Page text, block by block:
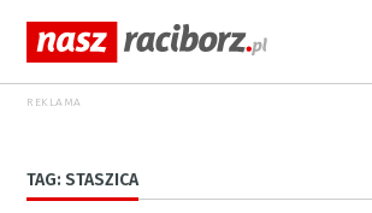
REKLAMA
TAG: STASZICA